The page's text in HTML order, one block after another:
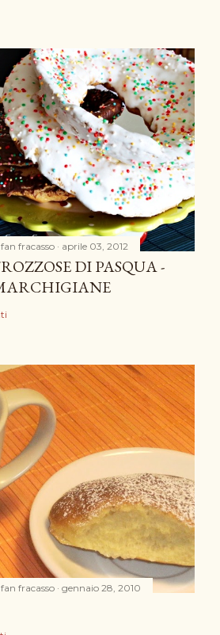
fracasso aprile 03, 2012
DI PASQUA -
fracasso gennaio 28, 2010